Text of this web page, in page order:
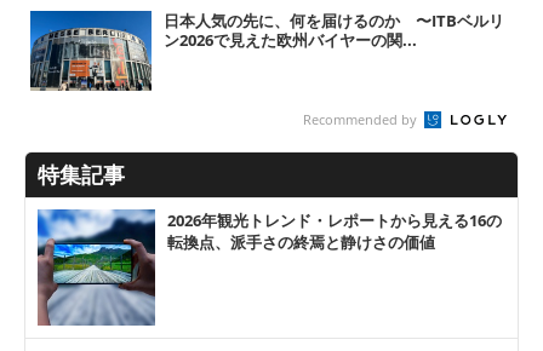
日本人気の先に、何を届けるのか 〜ITBベルリ
ン2026で見えた欧州バイヤーの関...
Recommended by
特集記事
2026年観光トレンド・レポートから見える16の
転換点、派手さの終焉と静けさの価値